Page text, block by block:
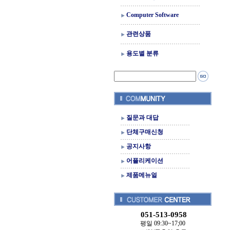
Computer Software
관련상품
용도별 분류
질문과 대답
단체구매신청
공지사항
어플리케이션
제품메뉴얼
051-513-0958
평일 09:30~17;00